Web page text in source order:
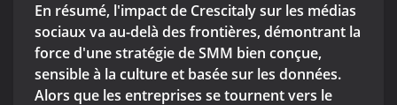
En résumé, l'impact de Crescitaly sur les médias
sociaux va au-delà des frontières, démontrant la
force d'une stratégie de SMM bien conçue,
sensible à la culture et basée sur les données.
Alors que les entreprises se tournent vers le